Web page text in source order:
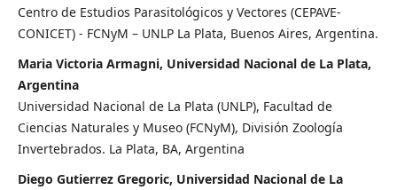
Centro de Estudios Parasitológicos y Vectores (CEPAVE-
CONICET) - FCNyM – UNLP La Plata, Buenos Aires, Argentina.
Maria Victoria Armagni, Universidad Nacional de La Plata,
Argentina
Universidad Nacional de La Plata (UNLP), Facultad de
Ciencias Naturales y Museo (FCNyM), División Zoología
Invertebrados. La Plata, BA, Argentina
Diego Gutierrez Gregoric, Universidad Nacional de La